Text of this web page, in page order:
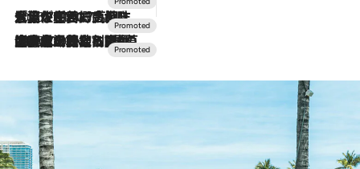
2026.7.17
「土佐和ハーブかき氷」がOMO7高知に登場！生姜、山椒、大葉など目にも舌にも涼を呼ぶ郷土の味
2026.7.10
NEW OPEN！【界 草津】名湯の地に誕生。趣の異なる2種の温泉と上州ならではの会席・蕎麦割烹など美食を味わう究極の癒やし旅